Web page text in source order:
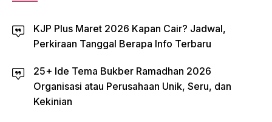
KJP Plus Maret 2026 Kapan Cair? Jadwal,
Perkiraan Tanggal Berapa Info Terbaru
25+ Ide Tema Bukber Ramadhan 2026
Organisasi atau Perusahaan Unik, Seru, dan
Kekinian